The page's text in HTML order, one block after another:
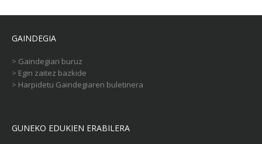
GAINDEGIA
> Gaindegiari buruz
> Egin zaitez bazkide
> Harpidetu Gaindegiaren buletinera
GUNEKO EDUKIEN ERABILERA